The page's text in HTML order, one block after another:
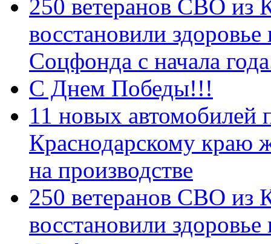
250 ветеранов СВО из
восстановили
Соцфонда с начала
С Днем Победы!!!
11 новых автомобилей
Краснодарскому краю
на производстве
250 ветеранов СВО из
восстановили